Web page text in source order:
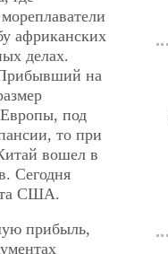
африканских
делах.
Прибывший на
под
то при
вошел в
Сегодня
США.
прибыль,